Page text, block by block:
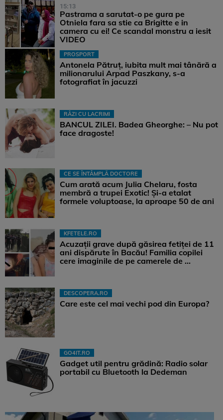
15:13
Pastrama a sarutat-o pe gura pe
Otniela fara sa stie ca Brigitte e in
camera cu ei! Ce scandal monstru a iesit
VIDEO
PROSPORT
Antonela Pătruț, iubita mult mai tânără a
milionarului Arpad Paszkany, s-a
fotografiat în jacuzzi
RÂZI CU LACRIMI
BANCUL ZILEI. Badea Gheorghe: – Nu pot
face dragoste!
CE SE ÎNTÂMPLĂ DOCTORE
Cum arată acum Julia Chelaru, fosta
membră a trupei Exotic! Și-a etalat
formele voluptoase, la aproape 50 de ani
KFETELE.RO
Acuzații grave după găsirea fetiței de 11
ani dispărute în Bacău! Familia copilei
cere imaginile de pe camerele de ...
DESCOPERA.RO
Care este cel mai vechi pod din Europa?
GO4IT.RO
Gadget util pentru grădină: Radio solar
portabil cu Bluetooth la Dedeman